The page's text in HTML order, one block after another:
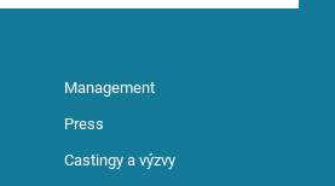
Management
Press
Castingy a výzvy